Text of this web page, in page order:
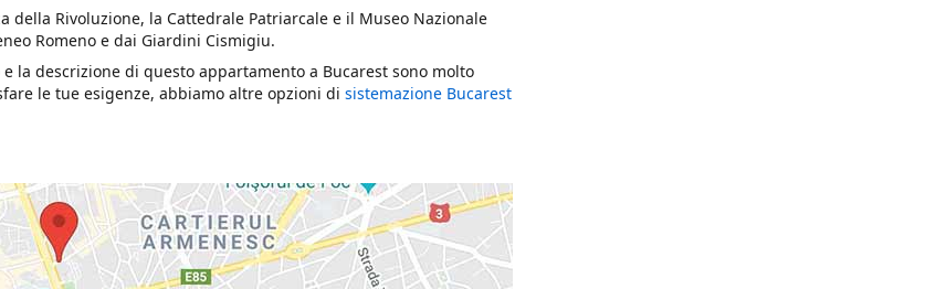
Rivoluzione, la Cattedrale Patriarcale e il Museo Nazionale
Romeno e dai Giardini Cismigiu.
la descrizione di questo appartamento a Bucarest sono molto
le tue esigenze, abbiamo altre opzioni di sistemazione Bucarest